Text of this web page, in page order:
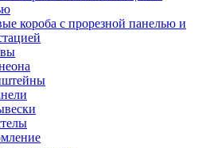
короба с прорезной панелью и